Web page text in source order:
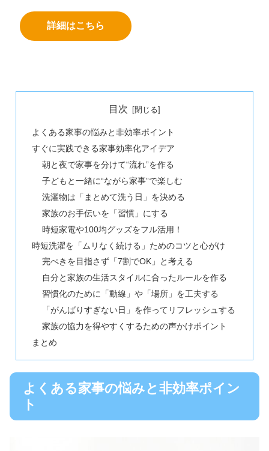
詳細はこちら
目次
よくある家事の悩みと非効率ポイント
すぐに実践できる家事効率化アイデア
朝と夜で家事を分けて“流れ”を作る
子どもと一緒に“ながら家事”で楽しむ
洗濯物は「まとめて洗う日」を決める
家族のお手伝いを「習慣」にする
時短家電や100均グッズをフル活用！
時短洗濯を「ムリなく続ける」ためのコツと心がけ
完ぺきを目指さず「7割でOK」と考える
自分と家族の生活スタイルに合ったルールを作る
習慣化のために「動線」や「場所」を工夫する
「がんばりすぎない日」を作ってリフレッシュする
家族の協力を得やすくするための声かけポイント
まとめ
よくある家事の悩みと非効率ポイン
ト